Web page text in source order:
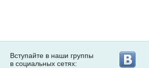
Вступайте в наши группы
в социальных сетях: